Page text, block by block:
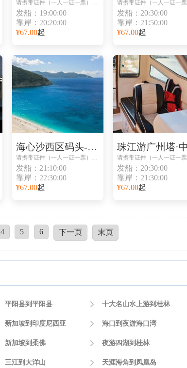
请携带证件（一人一证一票）避免无法登船
发船：19:00:00
靠岸：20:20:00
¥67.00起
发船：20:30:00
靠岸：21:50:00
¥67.00起
海心沙西区码头-海心沙西区码头
请携带证件（一人一证一票）避免无法登船
发船：21:10:00
靠岸：22:30:00
¥67.00起
发船：20:30:00
靠岸：21:30:00
¥67.00起
4 5 6 下一页 末页
平阳县到平阳县  十大名山水上游到桂林
新加坡到印度尼西亚  海口到夜游海口湾
新加坡到柔佛  夜游四湖到桂林
三江到大洋山  天涯海角到凤凰岛